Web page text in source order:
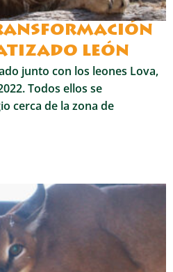
león
junto con los leones Lova,
Todos ellos se
cerca de la zona de